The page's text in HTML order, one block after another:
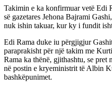
Takimin e ka konfirmuar vetë Edi
së gazetares Jehona Bajrami
nuk ishin takuar, kur ky i fundit
Edi Rama duke iu përgjigjur
paraprakisht për një takim me
Rama ka thënë, gjithashtu, se pret
në postin e kryeministrit të Albin
bashkëpunimet.